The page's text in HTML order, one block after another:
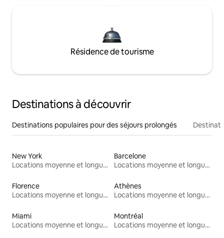
Résidence de tourisme
Destinations à découvrir
Destinations populaires pour des séjours prolongés
New York
Locations moyenne et longue durée
Barcelone
Locations moyenne et longue durée
Florence
Locations moyenne et longue durée
Athènes
Locations moyenne et longue durée
Miami
Locations moyenne et longue durée
Montréal
Locations moyenne et longue durée